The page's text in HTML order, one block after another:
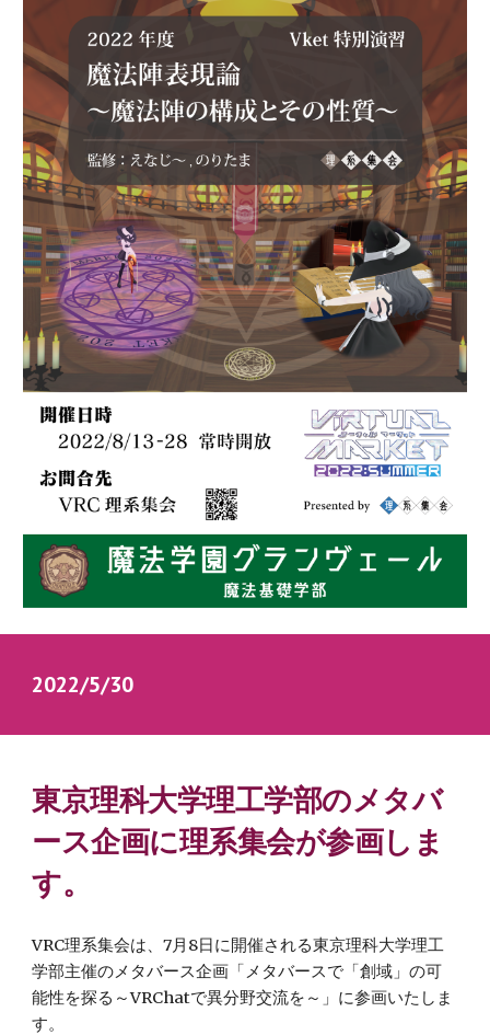
2022/5/30
東京理科大学理工学部のメタバ
ース企画に理系集会が参画しま
す。
VRC理系集会は、7月 8日に開催される東京理科大学理工
学部主催のメタバース企画「メタバースで「創域」の可
能性を探る～VRChatで異分野交流を～」 に参画いたしま
す。